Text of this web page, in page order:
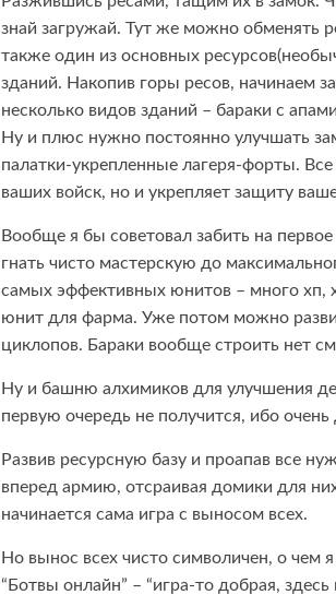
знай загружай. Тут же можно обменять
также один из основных
зданий. Накопив горы ресов, начинаем
несколько видов зданий – бараки с
Ну и плюс нужно постоянно улучшать
палатки-укрепленные лагеря-форты.
ваших войск, но и укрепляет защиту
Вообще я бы советовал забить на
гнать чисто мастерскую до
самых эффективных юнитов – много
юнит для фарма. Уже потом можно
циклопов. Бараки вообще строить нет
Ну и башню алхимиков для улучшения
первую очередь не получится, ибо очень
Развив ресурсную базу и проапав все
вперед армию, отсраивая домики для
начинается сама игра с выносом всех.
Но вынос всех чисто символичен, о чем
“Ботвы онлайн” – “игра-то добрая,